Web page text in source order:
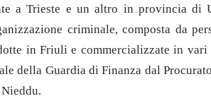
a Trieste e un altro in provincia di
criminale, composta da
in Friuli e commercializzate in
della Guardia di Finanza dal